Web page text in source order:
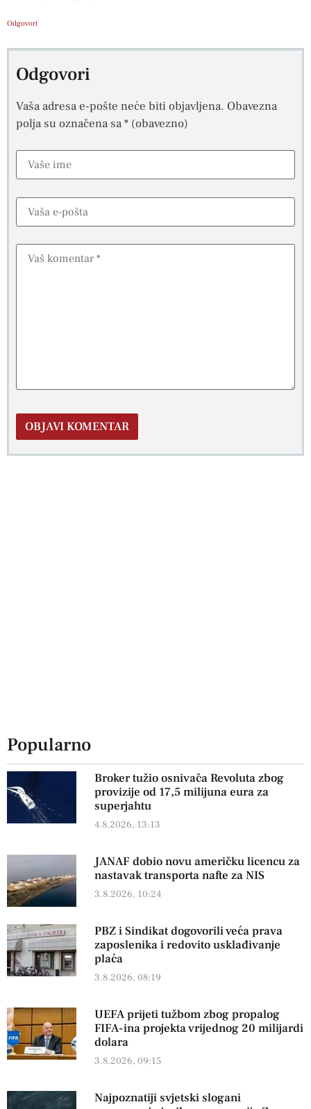
Odgovori
Odgovori
Vaša adresa e-pošte neće biti objavljena. Obavezna
polja su označena sa* (obavezno)
Popularno
Broker tužio osnivača Revoluta zbog
provizije od 17,5 milijuna eura za
superjahtu
4.8.2026, 13:13
JANAF dobio novu američku licencu za
nastavak transporta nafte za NIS
3.8.2026, 10:24
PBZ i Sindikat dogovorili veća prava
zaposlenika i redovito usklađivanje
plaća
3.8.2026, 08:19
UEFA prijeti tužbom zbog propalog
FIFA-ina projekta vrijednog 20 milijardi
dolara
3.8.2026, 09:15
Najpoznatiji svjetski slogani